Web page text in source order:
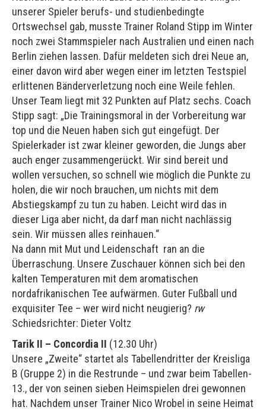
unserer Spieler berufs- und studienbedingte
Ortswechsel gab, musste Trainer Roland Stipp im Winter
noch zwei Stammspieler nach Australien und einen nach
Berlin ziehen lassen. Dafür meldeten sich drei Neue an,
einer davon wird aber wegen einer im letzten Testspiel
erlittenen Bänderverletzung noch eine Weile fehlen.
Unser Team liegt mit 32 Punkten auf Platz sechs. Coach
Stipp sagt: „Die Trainingsmoral in der Vorbereitung war
top und die Neuen haben sich gut eingefügt. Der
Spielerkader ist zwar kleiner geworden, die Jungs aber
auch enger zusammengerückt. Wir sind bereit und
wollen versuchen, so schnell wie möglich die Punkte zu
holen, die wir noch brauchen, um nichts mit dem
Abstiegskampf zu tun zu haben. Leicht wird das in
dieser Liga aber nicht, da darf man nicht nachlässig
sein. Wir müssen alles reinhauen.“
Na dann mit Mut und Leidenschaft ran an die
Überraschung. Unsere Zuschauer können sich bei den
kalten Temperaturen mit dem aromatischen
nordafrikanischen Tee aufwärmen. Guter Fußball und
exquisiter Tee – wer wird nicht neugierig? rw
Schiedsrichter: Dieter Voltz
Tarik II – Concordia II (12.30 Uhr)
Unsere „Zweite“ startet als Tabellendritter der Kreisliga
B (Gruppe 2) in die Restrunde – und zwar beim Tabellen-
13., der von seinen sieben Heimspielen drei gewonnen
hat. Nachdem unser Trainer Nico Wrobel in seine Heimat